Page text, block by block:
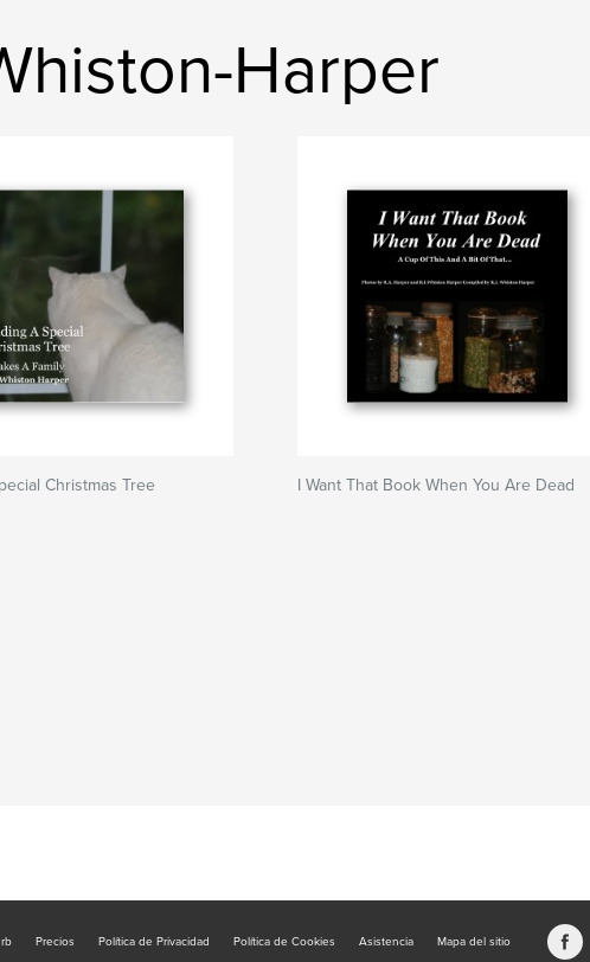
Harper
Christmas Tree I Want That Book When You Are Dead
Precios Política de Privacidad Política de Cookies Asistencia Mapa del sitio